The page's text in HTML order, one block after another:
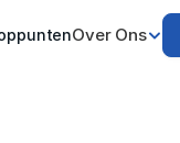
Over Ons